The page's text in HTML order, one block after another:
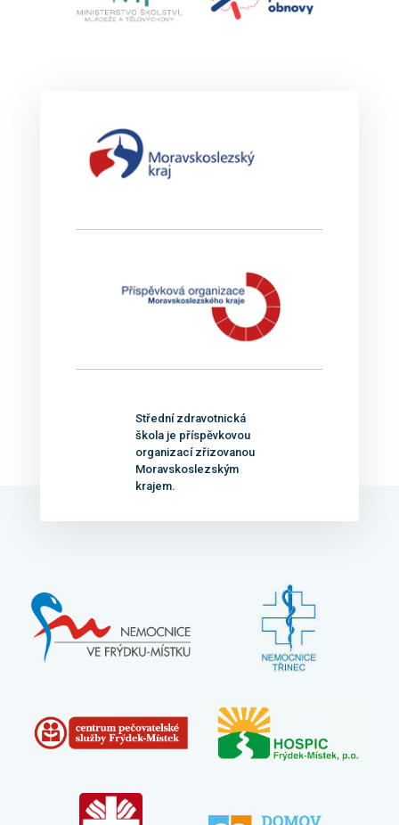
Střední zdravotnická
škola je příspěvkovou
organizací zřizovanou
Moravskoslezským
krajem.